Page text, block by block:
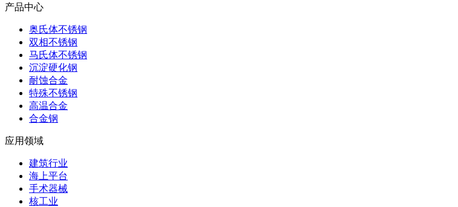
产品中心
奥氏体不锈钢
双相不锈钢
马氏体不锈钢
沉淀硬化钢
耐蚀合金
特殊不锈钢
高温合金
合金钢
应用领域
建筑行业
海上平台
手术器械
核工业